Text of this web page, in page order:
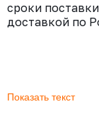
сроки
доставкой по